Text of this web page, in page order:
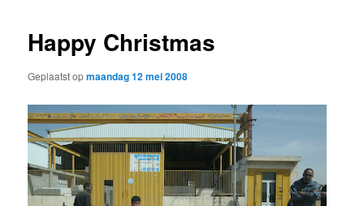
Happy Christmas
Geplaatst opmaandag 12 mei 2008